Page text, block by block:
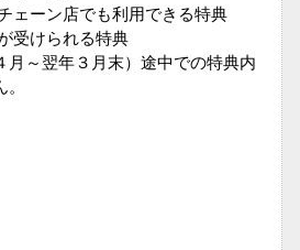
ン店でも利用できる特典
られる特典
翌年３月末）途中での特典内